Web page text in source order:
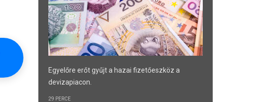
Egyelőre erőt gyűjt a hazai fizetőeszköz a
devizapiacon.
29 PERCE